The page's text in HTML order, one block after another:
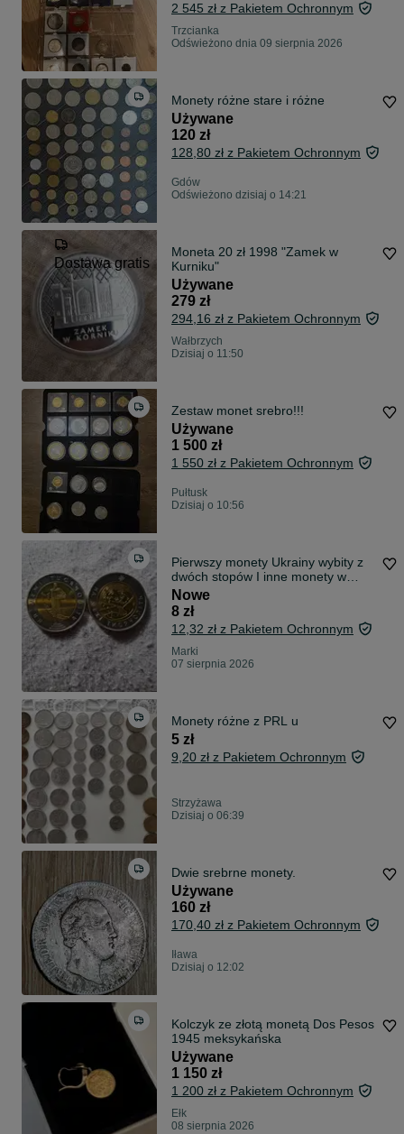
2 545 zł z Pakietem Ochronnym
Trzcianka
Odświeżono dnia 09 sierpnia 2026
Monety różne stare i różne
Używane
120 zł
128,80 zł z Pakietem Ochronnym
Gdów
Odświeżono dzisiaj o 14:21
Dostawa gratis
Moneta 20 zł 1998 "Zamek w
Kurniku"
Używane
279 zł
294,16 zł z Pakietem Ochronnym
Wałbrzych
Dzisiaj o 11:50
Zestaw monet srebro!!!
Używane
1 500 zł
1 550 zł z Pakietem Ochronnym
Pułtusk
Dzisiaj o 10:56
Pierwszy monety Ukrainy wybity z
dwóch stopów I inne monety w
różnych cenach, najtańsza z monet
Nowe
8 zł
12,32 zł z Pakietem Ochronnym
Marki
07 sierpnia 2026
Monety różne z PRL u
5 zł
9,20 zł z Pakietem Ochronnym
Strzyżawa
Dzisiaj o 06:39
Dwie srebrne monety.
Używane
160 zł
170,40 zł z Pakietem Ochronnym
Iława
Dzisiaj o 12:02
Kolczyk ze złotą monetą Dos Pesos
1945 meksykańska
Używane
1 150 zł
1 200 zł z Pakietem Ochronnym
Ełk
08 sierpnia 2026